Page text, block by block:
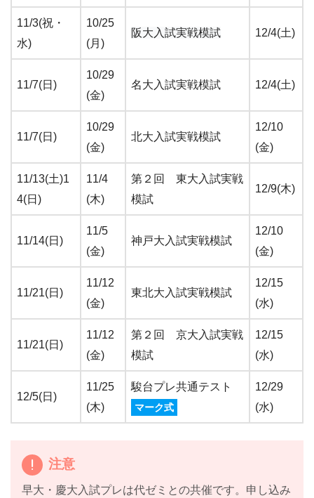
11/3(祝・
水)
10/25
(月)
阪大入試実戦模試 12/4(土)
11/7(日)
10/29
(金)
名大入試実戦模試 12/4(土)
11/7(日)
10/29
(金)
北大入試実戦模試
12/10
(金)
11/13(土)1
4(日)
11/4
(木)
第２回 東大入試実戦
模試
12/9(木)
11/14(日)
11/5
(金)
神戸大入試実戦模試
12/10
(金)
11/21(日)
11/12
(金)
東北大入試実戦模試
12/15
(水)
11/21(日)
11/12
(金)
第２回 京大入試実戦
模試
12/15
(水)
12/5(日)
11/25
(木)
駿台プレ共通テスト
マーク式
12/29
(水)
注意
早大・慶大入試プレは代ゼミとの共催です。申し込み